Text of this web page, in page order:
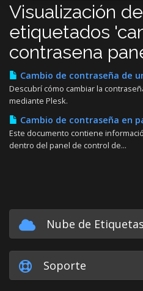
Visualización
etiquetados
contrasena
Cambio de contraseña de
Descubrí cómo cambiar la
mediante Plesk.
Cambio de contraseña en
Este documento contiene
dentro del panel de control de...
Nube de Etiquetas
Soporte